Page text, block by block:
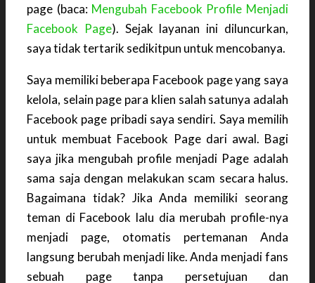
page (baca: Mengubah Facebook Profile Menjadi
Facebook Page). Sejak layanan ini diluncurkan,
saya tidak tertarik sedikitpun untuk mencobanya.
Saya memiliki beberapa Facebook page yang saya
kelola, selain page para klien salah satunya adalah
Facebook page pribadi saya sendiri. Saya memilih
untuk membuat Facebook Page dari awal. Bagi
saya jika mengubah profile menjadi Page adalah
sama saja dengan melakukan scam secara halus.
Bagaimana tidak? Jika Anda memiliki seorang
teman di Facebook lalu dia merubah profile-nya
menjadi page, otomatis pertemanan Anda
langsung berubah menjadi like. Anda menjadi fans
sebuah page tanpa persetujuan dan